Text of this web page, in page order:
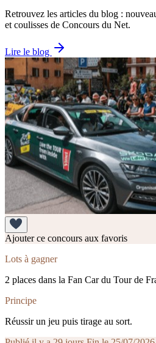
Retrouvez les articles du blog :
et coulisses de Concours du Net.
Lire le blog
Ajouter ce concours aux favoris
Lots à gagner
2 places dans la Fan Car du Tour de
Principe
Réussir un jeu puis tirage au sort.